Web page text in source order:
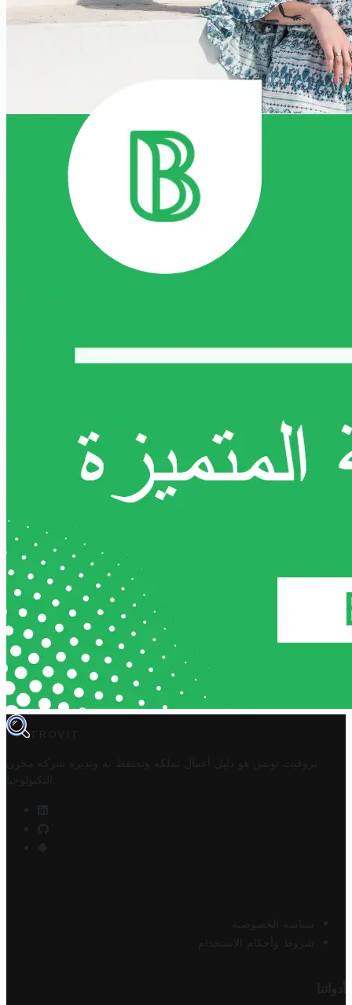
TROVIT
تروفيت تونس هو دليل أعمال تملكه وتحتفظ به وتديره
شركة مخزن
التكنولوجيا
سياسة الخصوصية
شروط وأحكام الاستخدام
أدواتنا